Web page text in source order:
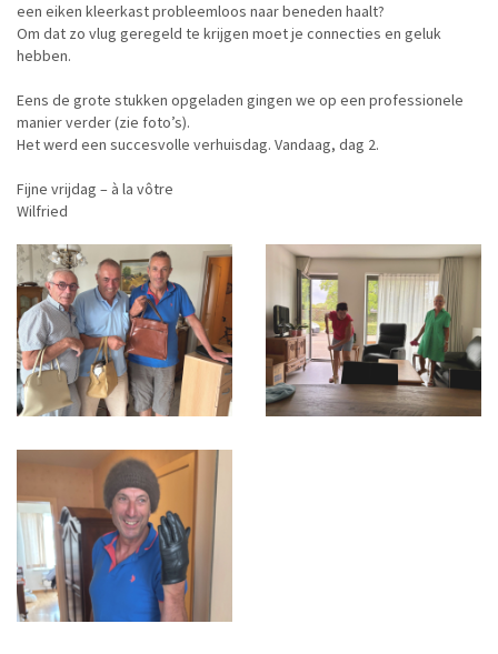
een eiken kleerkast probleemloos naar beneden haalt?
Om dat zo vlug geregeld te krijgen moet je connecties en geluk
hebben.
Eens de grote stukken opgeladen gingen we op een professionele
manier verder (zie foto’s).
Het werd een succesvolle verhuisdag. Vandaag, dag 2.
Fijne vrijdag – à la vôtre
Wilfried